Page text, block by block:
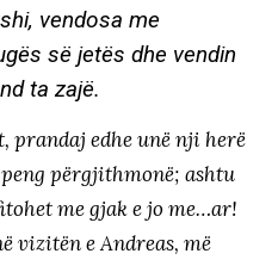
vendosa me
së jetës dhe vendin
ta zajë.
prandaj edhe unë nji herë
përgjithmonë; ashtu
me gjak e jo me…ar!
vizitën e Andreas, më